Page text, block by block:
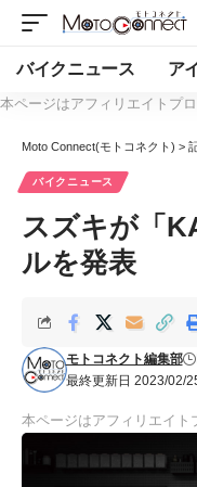
バイクニュース ア
本ページはアフィリエイトプ
Moto Connect(モトコネクト) >
バイクニュース
スズキが「
ルを発表
最終更新日 2023/02/
モトコネクト編集部
本ページはアフィリエイト